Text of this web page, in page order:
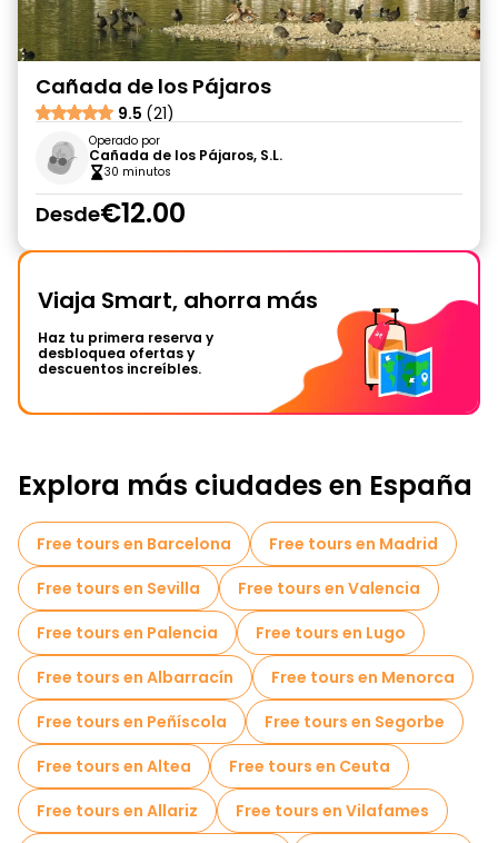
Cañada de los Pájaros
9.5 (21)
Operado por
Cañada de los Pájaros, S.L.
30 minutos
Desde€12.00
Viaja Smart, ahorra más
Haz tu primera reserva y
desbloquea ofertas y
descuentos increíbles.
Explora más ciudades en España
Free tours en Barcelona
Free tours en Madrid
Free tours en Sevilla
Free tours en Valencia
Free tours en Palencia
Free tours en Lugo
Free tours en Albarracín
Free tours en Menorca
Free tours en Peñíscola
Free tours en Segorbe
Free tours en Altea
Free tours en Ceuta
Free tours en Allariz
Free tours en Vilafames